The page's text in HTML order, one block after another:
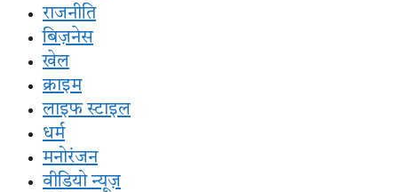
राजनीति
बिज़नेस
खेल
क्राइम
लाइफ स्टाइल
धर्म
मनोरंजन
वीडियो न्यूज़